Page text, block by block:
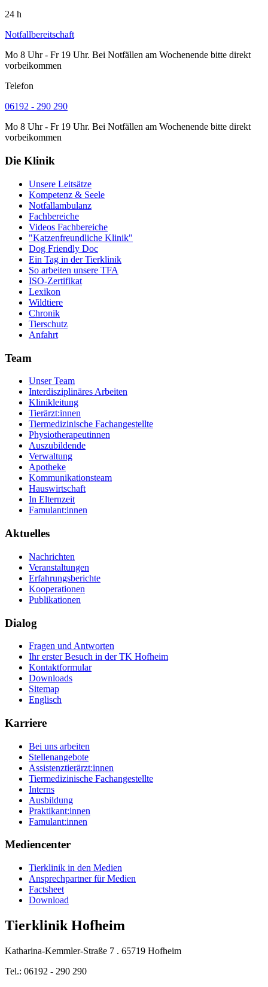
24 h
Notfallbereitschaft
Mo 8 Uhr - Fr 19 Uhr. Bei Notfällen am Wochenende bitte direkt
vorbeikommen
Telefon
06192 - 290 290
Mo 8 Uhr - Fr 19 Uhr. Bei Notfällen am Wochenende bitte direkt
vorbeikommen
Die Klinik
Unsere Leitsätze
Kompetenz & Seele
Notfallambulanz
Fachbereiche
Videos Fachbereiche
"Katzenfreundliche Klinik"
Dog Friendly Doc
Ein Tag in der Tierklinik
So arbeiten unsere TFA
ISO-Zertifikat
Lexikon
Wildtiere
Chronik
Tierschutz
Anfahrt
Team
Unser Team
Interdisziplinäres Arbeiten
Klinikleitung
Tierärzt:innen
Tiermedizinische Fachangestellte
Physiotherapeutinnen
Auszubildende
Verwaltung
Apotheke
Kommunikationsteam
Hauswirtschaft
In Elternzeit
Famulant:innen
Aktuelles
Nachrichten
Veranstaltungen
Erfahrungsberichte
Kooperationen
Publikationen
Dialog
Fragen und Antworten
Ihr erster Besuch in der TK Hofheim
Kontaktformular
Downloads
Sitemap
Englisch
Karriere
Bei uns arbeiten
Stellenangebote
Assistenztierärzt:innen
Tiermedizinische Fachangestellte
Interns
Ausbildung
Praktikant:innen
Famulant:innen
Mediencenter
Tierklinik in den Medien
Ansprechpartner für Medien
Factsheet
Download
Tierklinik Hofheim
Katharina-Kemmler-Straße 7 . 65719 Hofheim
Tel.: 06192 - 290 290